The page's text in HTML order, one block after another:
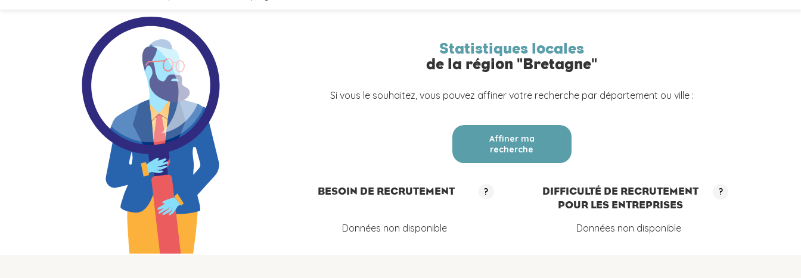
Statistiques locales
de la région "Bretagne"
Si vous le souhaitez, vous pouvez affiner votre recherche par département ou ville :
Affiner ma
recherche
BESOIN DE RECRUTEMENT ?
Données non disponible
DIFFICULTÉ DE RECRUTEMENT
POUR LES ENTREPRISES
?
Données non disponible